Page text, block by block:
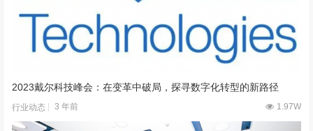
2023戴尔科技峰会：在变革中破局，探寻数字化转型的新路径
行业动态 3 年前 1.97W